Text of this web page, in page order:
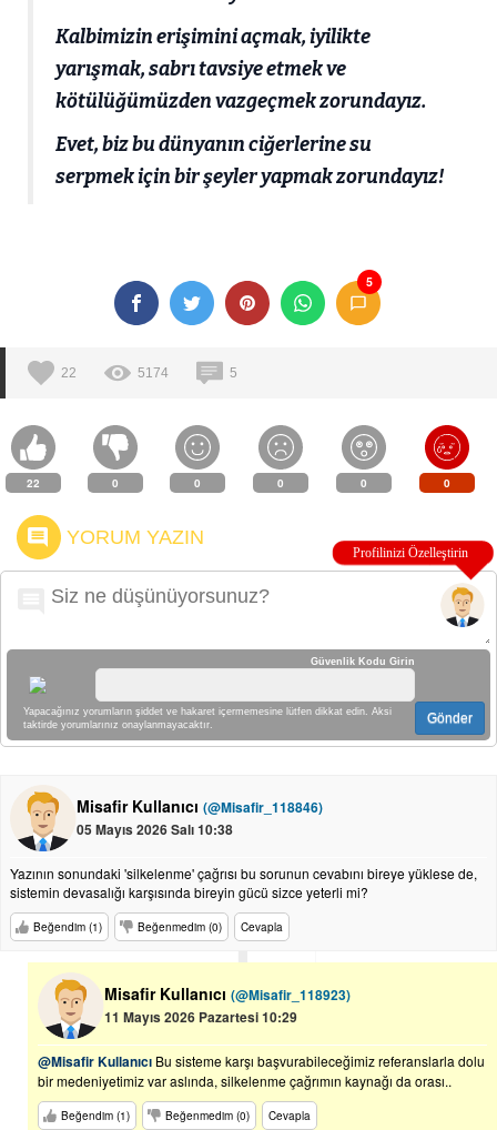
Kalbimizin erişimini açmak, iyilikte
yarışmak, sabrı tavsiye etmek ve
kötülüğümüzden vazgeçmek zorundayız.
Evet, biz bu dünyanın ciğerlerine su
serpmek için bir şeyler yapmak zorundayız!
5
22 5174 5
22 0 0 0 0 0
YORUM YAZIN
Güvenlik Kodu Girin
Yapacağınız yorumların şiddet ve hakaret içermemesine lütfen dikkat edin. Aksi
taktirde yorumlarınız onaylanmayacaktır.
Gönder
Misafir Kullanıcı (@Misafir_118846)
05 Mayıs 2026 Salı 10:38
Yazının sonundaki 'silkelenme' çağrısı bu sorunun cevabını bireye yüklese de,
sistemin devasalığı karşısında bireyin gücü sizce yeterli mi?
Beğendim (1) Beğenmedim (0) Cevapla
Misafir Kullanıcı (@Misafir_118923)
11 Mayıs 2026 Pazartesi 10:29
@Misafir Kullanıcı Bu sisteme karşı başvurabileceğimiz referanslarla dolu
bir medeniyetimiz var aslında, silkelenme çağrımın kaynağı da orası..
Beğendim (1) Beğenmedim (0) Cevapla